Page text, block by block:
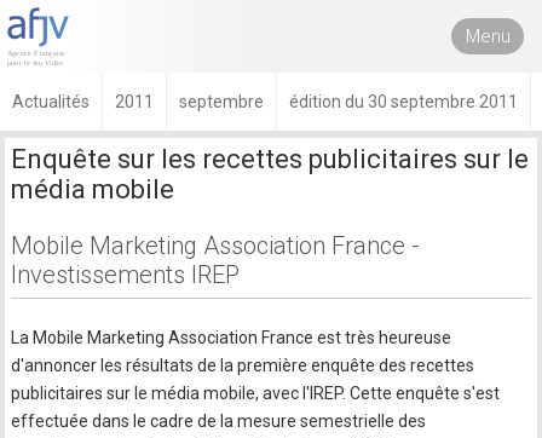
Menu
Actualités 2011 septembre édition du 30 septembre 2011
Enquête sur les recettes publicitaires sur le
média mobile
Mobile Marketing Association France -
Investissements IREP
La Mobile Marketing Association France est très heureuse
d'annoncer les résultats de la première enquête des recettes
publicitaires sur le média mobile, avec l'IREP. Cette enquête s'est
effectuée dans le cadre de la mesure semestrielle des